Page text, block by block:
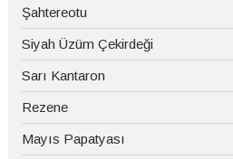
Şahtereotu
Siyah Üzüm Çekirdeği
Sarı Kantaron
Rezene
Mayıs Papatyası